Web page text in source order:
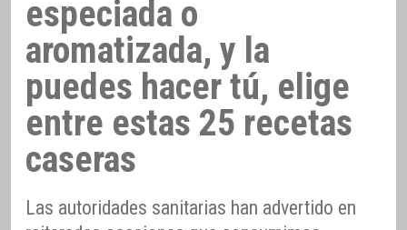
especiada o
aromatizada, y la
puedes hacer tú, elige
entre estas 25 recetas
caseras
Las autoridades sanitarias han advertido en